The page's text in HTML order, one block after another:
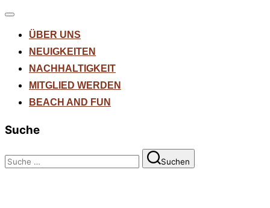
Navigation
umschalten
ÜBER UNS
NEUIGKEITEN
NACHHALTIGKEIT
MITGLIED WERDEN
BEACH AND FUN
Suche
Suchen
nach:
Suchen